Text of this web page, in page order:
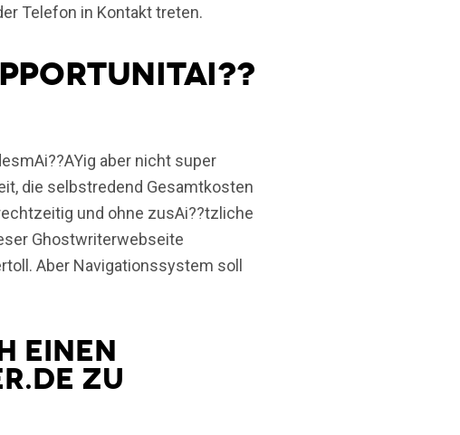
Telefon in Kontakt treten.
aber nicht super
die selbstredend Gesamtkosten
und ohne zusAi??tzliche
Ghostwriterwebseite
Aber Navigationssystem soll
einen
zu